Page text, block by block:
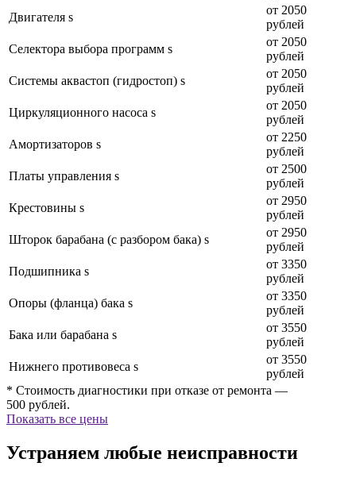
Двигателя s
от 2050
рублей
Селектора выбора программ s
от 2050
рублей
Системы аквастоп (гидростоп) s
от 2050
рублей
Циркуляционного насоса s
от 2050
рублей
Амортизаторов s
от 2250
рублей
Платы управления s
от 2500
рублей
Крестовины s
от 2950
рублей
Шторок барабана (с разбором бака) s
от 2950
рублей
Подшипника s
от 3350
рублей
Опоры (фланца) бака s
от 3350
рублей
Бака или барабана s
от 3550
рублей
Нижнего противовеса s
от 3550
рублей
* Стоимость диагностики при отказе от ремонта —
500 рублей.
Показать все цены
Устраняем любые неисправности